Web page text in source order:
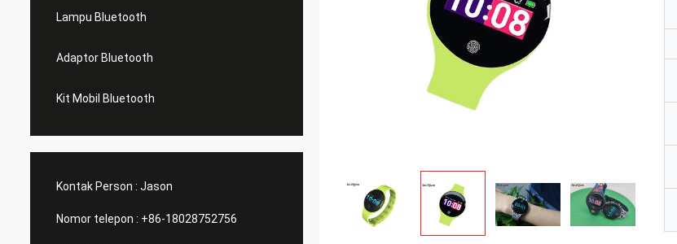
Lampu Bluetooth
Adaptor Bluetooth
Kit Mobil Bluetooth
Kontak Person : Jason
Nomor telepon : +86-18028752756